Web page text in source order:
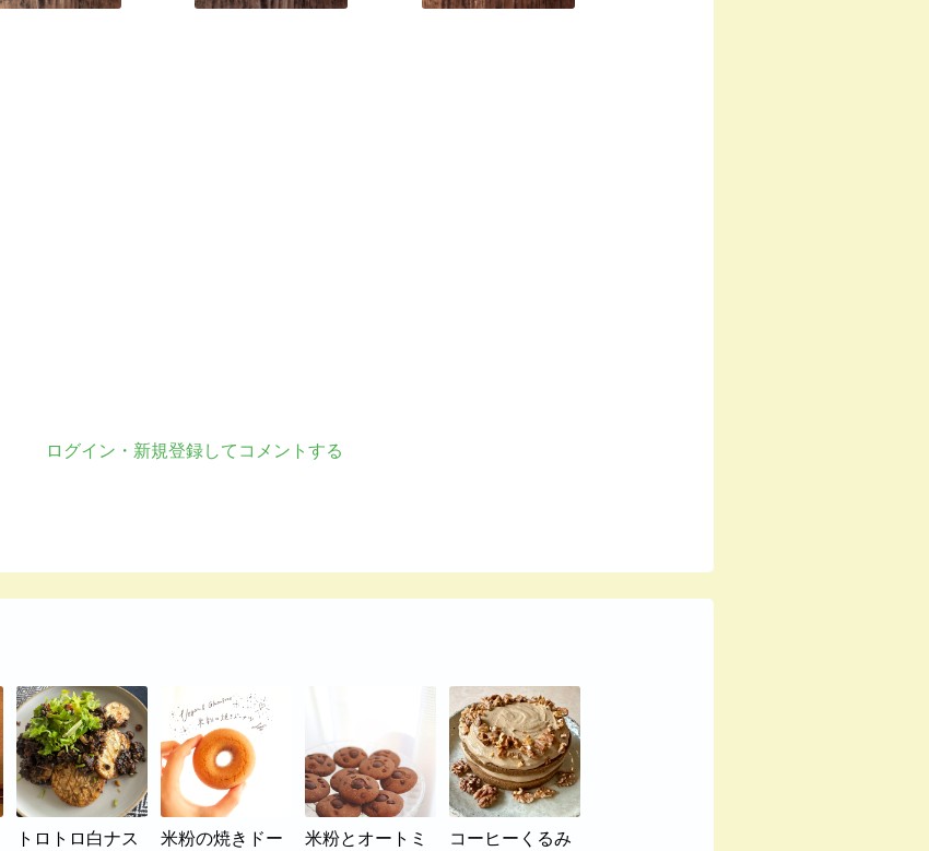
ログイン・新規登録してコメントする
トロトロ白ナス
米粉の焼きドー
米粉とオートミ
コーヒーくるみ